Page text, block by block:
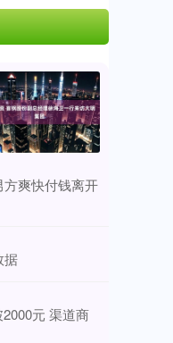
爽快付钱离开
据
元 渠道商